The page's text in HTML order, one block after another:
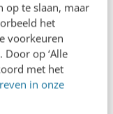
op te slaan, maar
het
voorkeuren
Door op ‘Alle
met het
in onze